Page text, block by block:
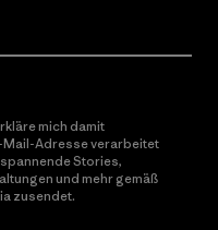
mich damit
Mail-Adresse verarbeitet
Stories,
und mehr gemäß
zusendet.